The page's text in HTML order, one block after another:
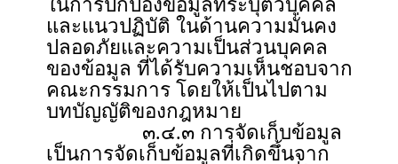
ในการปกป้องข้อมูลที่ระบุตัวบุคคล
และแนวปฏิบัติ ในด้านความมั่นคง
ปลอดภัยและความเป็นส่วนบุคคล
ของข้อมูล ที่ได้รับความเห็นชอบจาก
คณะกรรมการ โดยให้เป็นไปตาม
บทบัญญัติของกฎหมาย
๓.๔.๓ การจัดเก็บข้อมูล
เป็นการจัดเก็บข้อมูลที่เกิดขึ้นจาก